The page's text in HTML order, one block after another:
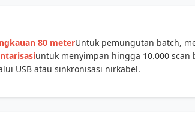
80 meterUntuk pemungutan batch,
untuk menyimpan hingga 10.000 scan
USB atau sinkronisasi nirkabel.